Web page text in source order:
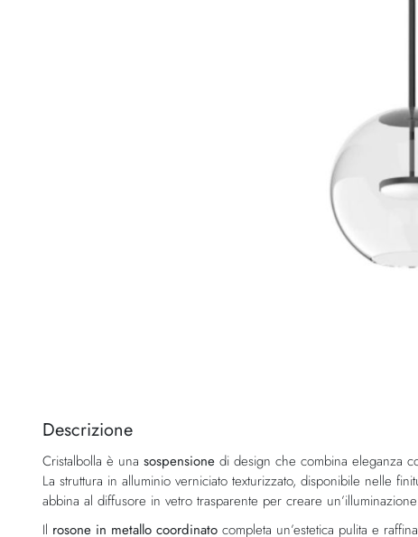
della
di
immagini
Descrizione
Cristalbolla è una sospensione di design che combina eleganza
La struttura in alluminio verniciato texturizzato, disponibile nelle
abbina al diffusore in vetro trasparente per creare
Il rosone in metallo coordinato completa un’estetica pulita e